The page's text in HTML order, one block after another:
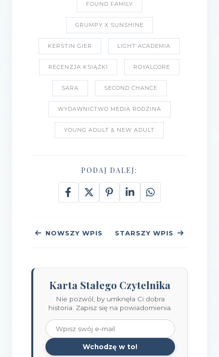
FOUND FAMILY
GRUMPY X SUNSHINE
KERSTIN GIER LIGHT ACADEMIA
RECENZJA KSIĄŻKI ROYALCORE
SARA SECOND CHANCE
WYDAWNICTWO MEDIA RODZINA
YOUNG ADULT & NEW ADULT
PODAJ DALEJ:
NOWSZY WPIS STARSZY WPIS
Karta Stałego Czytelnika
Nie pozwól, by umknęła Ci dobra
historia. Zapisz się na powiadomienia.
Wchodzę w to!